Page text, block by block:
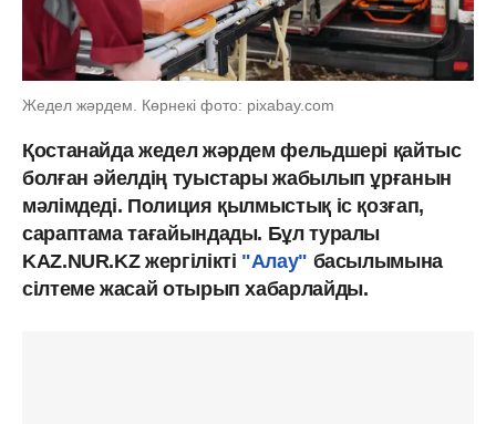
Жедел жәрдем. Көрнекі фото: pixabay.com
Қостанайда жедел жәрдем фельдшері қайтыс
болған әйелдің туыстары жабылып ұрғанын
мәлімдеді. Полиция қылмыстық іс қозғап,
сараптама тағайындады. Бұл туралы
KAZ.NUR.KZ жергілікті "Алау" басылымына
сілтеме жасай отырып хабарлайды.